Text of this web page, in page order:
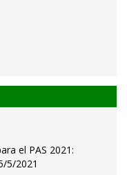
el PAS 2021:
5/2021